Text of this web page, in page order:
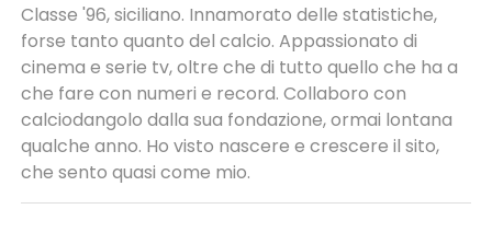
Classe '96, siciliano. Innamorato delle statistiche,
forse tanto quanto del calcio. Appassionato di
cinema e serie tv, oltre che di tutto quello che ha a
che fare con numeri e record. Collaboro con
calciodangolo dalla sua fondazione, ormai lontana
qualche anno. Ho visto nascere e crescere il sito,
che sento quasi come mio.